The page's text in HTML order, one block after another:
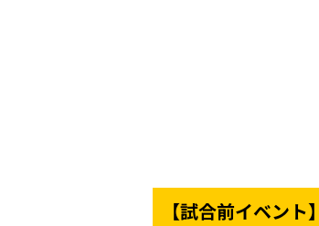
【試合前イベン